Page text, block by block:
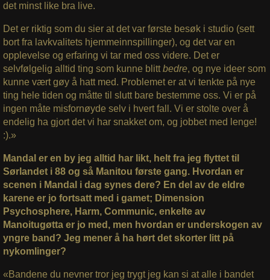
det minst like bra live.
Det er riktig som du sier at det var første besøk i studio (sett
bort fra lavkvalitets hjemmeinnspillinger), og det var en
opplevelse og erfaring vi tar med oss videre. Det er
selvfølgelig alltid ting som kunne blittbedre, og nye ideer som
kunne vært gøy å hatt med. Problemet er at vi tenkte på nye
ting hele tiden og måtte til slutt bare bestemme oss. Vi er på
ingen måte misfornøyde selv i hvert fall. Vi er stolte over å
endelig ha gjort det vi har snakket om, og jobbet med lenge!
:).»
Mandal er en by jeg alltid har likt, helt fra jeg flyttet til
Sørlandet i 88 og så Manitou første gang. Hvordan er
scenen i Mandal i dag synes dere? En del av de eldre
karene er jo fortsatt med i gamet; Dimension
Psychosphere, Harm, Communic, enkelte av
Manoitugøtta er jo med, men hvordan er underskogen av
yngre band? Jeg mener å ha hørt det skorter litt på
nykomlinger?
«Bandene du nevner tror jeg trygt jeg kan si at alle i bandet